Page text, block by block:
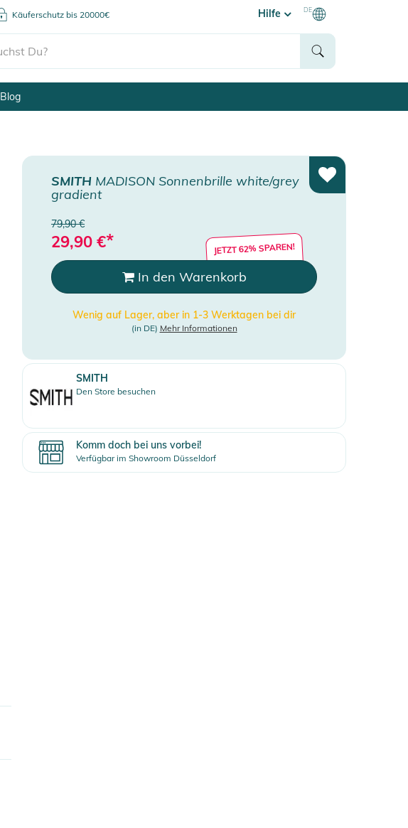
Käuferschutz bis 20000€ Hilfe DE
Blog
SMITH MADISON Sonnenbrille white/grey
gradient
79,90 €
29,90 €* JETZT 62% SPAREN!
In den Warenkorb
Wenig auf Lager, aber in 1-3 Werktagen bei dir
(in DE) Mehr Informationen
SMITH
Den Store besuchen
Komm doch bei uns vorbei!
Verfügbar im Showroom Düsseldorf